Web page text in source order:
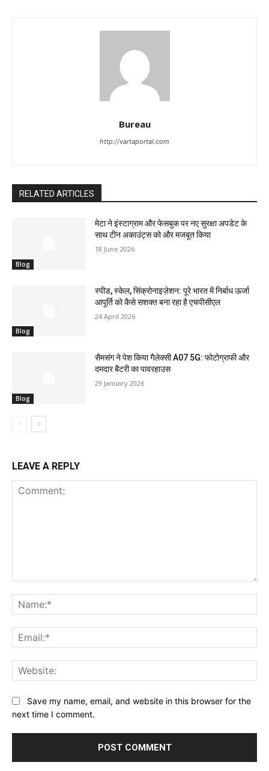
Bureau
http://vartaportal.com
RELATED ARTICLES
Blog
मेटा ने इंस्टाग्राम और फेसबुक पर नए सुरक्षा अपडेट के
साथ टीन अकाउंट्स को और मजबूत किया
18 June 2026
Blog
स्पीड, स्केल, सिंक्रोनाइज़ेशन: पूरे भारत में निर्बाध ऊर्जा
आपूर्ति को कैसे सशक्त बना रहा है एचपीसीएल
24 April 2026
Blog
सैमसंग ने पेश किया गैलेक्सी A07 5G: फोटोग्राफी और
दमदार बैटरी का पावरहाउस
29 January 2026
LEAVE A REPLY
Save my name, email, and website in this browser for the
next time I comment.